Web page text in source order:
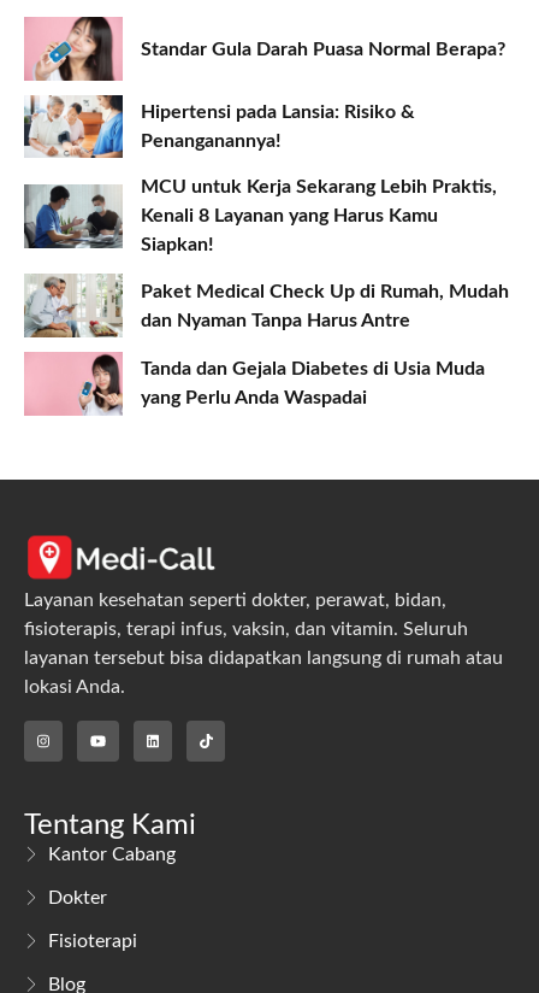
Standar Gula Darah Puasa Normal Berapa?
Hipertensi pada Lansia: Risiko &
Penanganannya!
MCU untuk Kerja Sekarang Lebih Praktis,
Kenali 8 Layanan yang Harus Kamu
Siapkan!
Paket Medical Check Up di Rumah, Mudah
dan Nyaman Tanpa Harus Antre
Tanda dan Gejala Diabetes di Usia Muda
yang Perlu Anda Waspadai
Layanan kesehatan seperti dokter, perawat, bidan,
fisioterapis, terapi infus, vaksin, dan vitamin. Seluruh
layanan tersebut bisa didapatkan langsung di rumah atau
lokasi Anda.
Tentang Kami
Kantor Cabang
Dokter
Fisioterapi
Blog